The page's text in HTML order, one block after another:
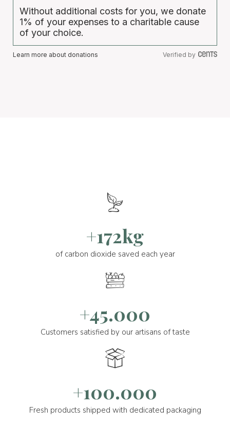
Without additional costs for you, we donate
1% of your expenses to a charitable cause
of your choice.
Learn more about donations Verified by
+172kg
of carbon dioxide saved each year
+45.000
Customers satisfied by our artisans of taste
+100.000
Fresh products shipped with dedicated packaging